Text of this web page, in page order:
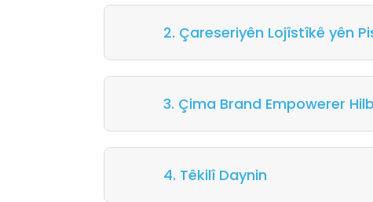
2. Çareseriyên Lojîstîkê yên
3. Çima Brand Empowerer
4. Têkilî Daynin